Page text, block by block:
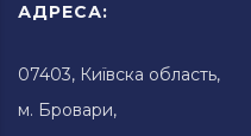
АДРЕСА:
07403, Київска область,
м. Бровари,